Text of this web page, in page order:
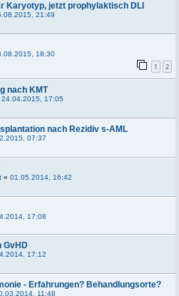
Karyotyp, jetzt prophylaktisch DLI
21:49
18:30
1 2
nach KMT
24.04.2015, 17:05
nach Rezidiv s-AML
07:37
« 01.05.2014, 16:42
17:08
GvHD
17:12
- Erfahrungen? Behandlungsorte?
11:48